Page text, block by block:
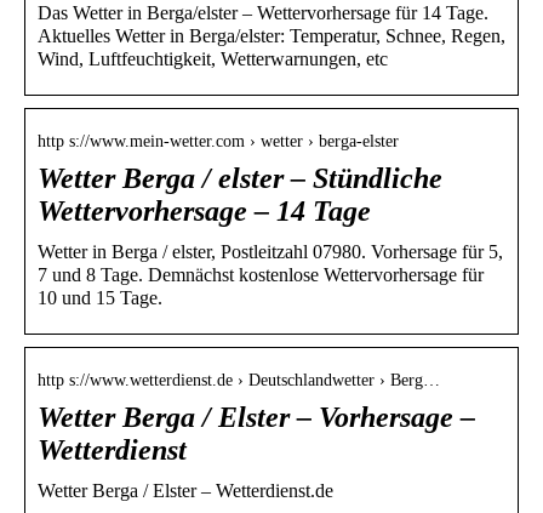
Das Wetter in Berga/elster – Wettervorhersage für 14 Tage.
Aktuelles Wetter in Berga/elster: Temperatur, Schnee, Regen,
Wind, Luftfeuchtigkeit, Wetterwarnungen, etc
http s://www.mein-wetter.com › wetter › berga-elster
Wetter Berga / elster – Stündliche
Wettervorhersage – 14 Tage
Wetter in Berga / elster, Postleitzahl 07980. Vorhersage für 5,
7 und 8 Tage. Demnächst kostenlose Wettervorhersage für
10 und 15 Tage.
http s://www.wetterdienst.de › Deutschlandwetter › Berg…
Wetter Berga / Elster – Vorhersage –
Wetterdienst
Wetter Berga / Elster – Wetterdienst.de